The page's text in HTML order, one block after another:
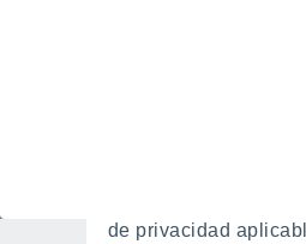
interesado y el
responsable. Las
de privacidad